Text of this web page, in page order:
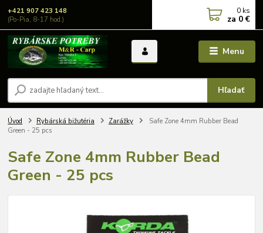
Menu
Hľadať
+421 907 423 148
(Po-Pia, 8-17 hod.)
0 ks
za 0 €
Úvod Rybárská bižutéria Zarážky
Safe Zone 4mm Rubber Bead
Green - 25 pcs
Safe Zone 4mm Rubber Bead
Green - 25 pcs